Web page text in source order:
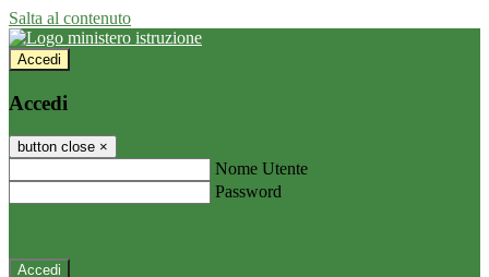
Salta al contenuto
Accedi
Accedi
button close ×
Nome Utente
Password